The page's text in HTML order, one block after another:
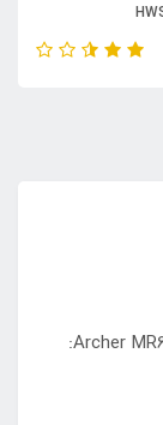
نگاهی به مودم رومیزی ۴.۵G تی‌پی‌لینک Archer MR600: